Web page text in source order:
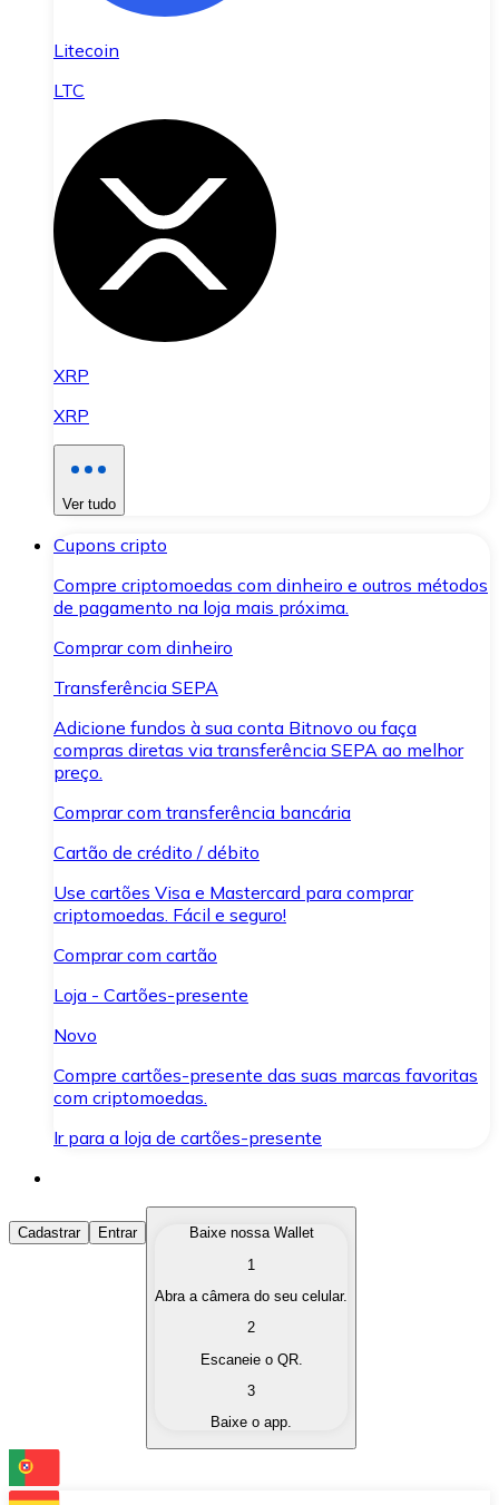
Litecoin
LTC
XRP
XRP
Ver tudo
Cupons cripto
Compre criptomoedas com dinheiro e outros métodos
de pagamento na loja mais próxima.
Comprar com dinheiro
Transferência SEPA
Adicione fundos à sua conta Bitnovo ou faça
compras diretas via transferência SEPA ao melhor
preço.
Comprar com transferência bancária
Cartão de crédito / débito
Use cartões Visa e Mastercard para comprar
criptomoedas. Fácil e seguro!
Comprar com cartão
Loja - Cartões-presente
Novo
Compre cartões-presente das suas marcas favoritas
com criptomoedas.
Ir para a loja de cartões-presente
Comprar Criptomoedas
Compre as criptomoedas de seu interesse de forma
Converta suas criptomoedas em moeda fiduciária
Troque uma criptomoeda por outra
Cadastrar Entrar
Baixe nossa Wallet
1
Abra a câmera do seu celular.
2
Escaneie o QR.
3
Baixe o app.